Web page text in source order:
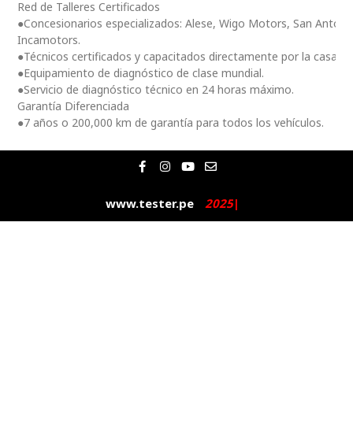
Red de Talleres Certificados
●Concesionarios especializados: Alese, Wigo Motors, San
Incamotors.
●Técnicos certificados y capacitados directamente por la casa
●Equipamiento de diagnóstico de clase mundial.
●Servicio de diagnóstico técnico en 24 horas máximo.
Garantía Diferenciada
●7 años o 200,000 km de garantía para todos los vehículos.
F
a
e
b
o
I
n
t
a
g
Y
o
t
u
b
E
n
e
l
o
www.tester.pe 2025|